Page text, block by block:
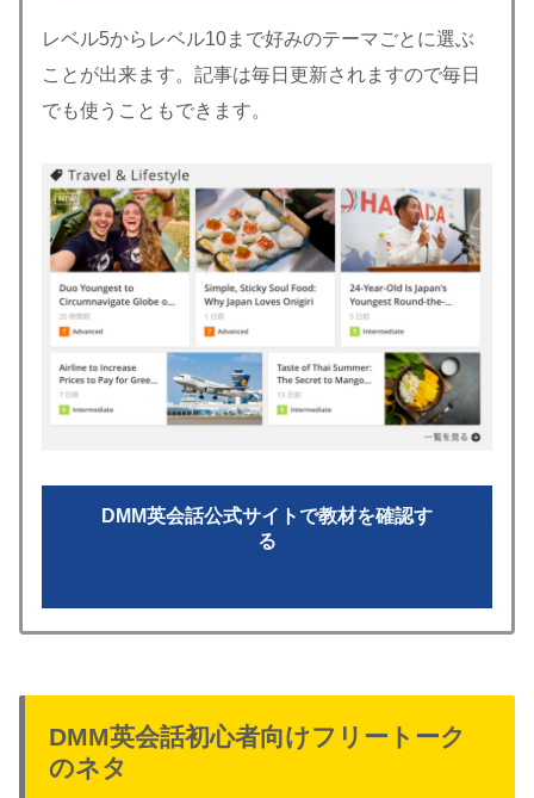
レベル5からレベル10まで好みのテーマごとに選ぶ
ことが出来ます。記事は毎日更新されますので毎日
でも使うこともできます。
DMM英会話公式サイトで教材を確認す
る
DMM英会話初心者向けフリートーク
のネタ